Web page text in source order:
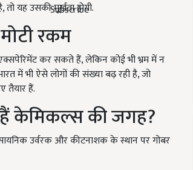
Subscribe
यह उसकी मूर्खता होगी.
रकम
कर सकते हैं, लेकिन कोई भी भ्रम में न
में भी ऐसे लोगों की संख्या बढ़ रही है, जो
तैयार हैं.
केमिकल्स की जगह?
उर्वरक और कीटनाशक के स्थान पर गोबर